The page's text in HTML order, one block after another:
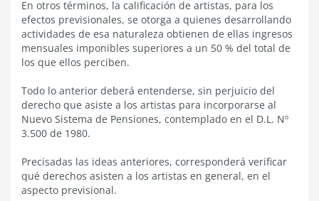
En otros términos, la calificación de artistas, para los
efectos previsionales, se otorga a quienes desarrollando
actividades de esa naturaleza obtienen de ellas ingresos
mensuales imponibles superiores a un 50 % del total de
los que ellos perciben.
Todo lo anterior deberá entenderse, sin perjuicio del
derecho que asiste a los artistas para incorporarse al
Nuevo Sistema de Pensiones, contemplado en el D.L. Nº
3.500 de 1980.
Precisadas las ideas anteriores, corresponderá verificar
qué derechos asisten a los artistas en general, en el
aspecto previsional.